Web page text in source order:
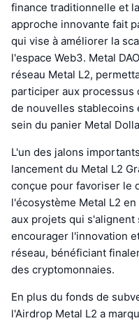
finance traditionnelle et
approche innovante fait
qui vise à améliorer la
l'espace Web3. Metal
réseau Metal L2,
participer aux
de nouvelles stablecoins
sein du panier Metal
L'un des jalons
lancement du Metal L2
conçue pour favoriser le
l'écosystème Metal L2
aux projets qui
encourager l'innovation
réseau, bénéficiant
des cryptomonnaies.
En plus du fonds de
l'Airdrop Metal L2 a